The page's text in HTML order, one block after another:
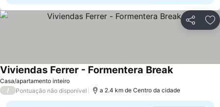
Partilhar
Casa/apartamento inteiro
Viviendas Ferrer - Formentera BreakVer preços
/ Pontuação não disponível a 2.4 km de Centro da cidade